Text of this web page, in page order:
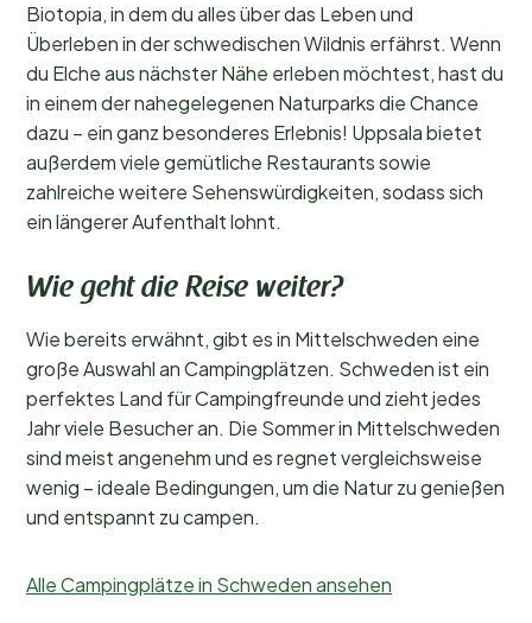
Biotopia, in dem du alles über das Leben und
Überleben in der schwedischen Wildnis erfährst. Wenn
du Elche aus nächster Nähe erleben möchtest, hast du
in einem der nahegelegenen Naturparks die Chance
dazu – ein ganz besonderes Erlebnis! Uppsala bietet
außerdem viele gemütliche Restaurants sowie
zahlreiche weitere Sehenswürdigkeiten, sodass sich
ein längerer Aufenthalt lohnt.
Wie geht die Reise weiter?
Wie bereits erwähnt, gibt es in Mittelschweden eine
große Auswahl an Campingplätzen. Schweden ist ein
perfektes Land für Campingfreunde und zieht jedes
Jahr viele Besucher an. Die Sommer in Mittelschweden
sind meist angenehm und es regnet vergleichsweise
wenig – ideale Bedingungen, um die Natur zu genießen
und entspannt zu campen.
Alle Campingplätze in Schweden ansehen